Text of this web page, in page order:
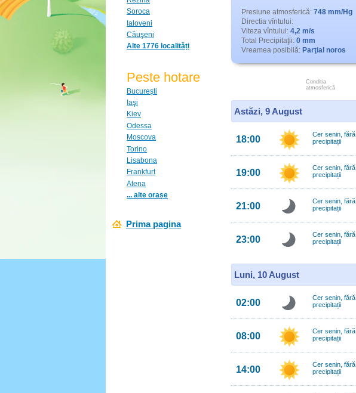
Soroca
Ialoveni
Căuşeni
Alte 1776 localități
Peste hotare
Bucureşti
Iaşi
Kiev
Odessa
Moscova
Torino
Lisabona
Frankfurt
Atena
... alte orașe
Prima pagina
Presiune atmosferică: 748 mm/Hg
Directia vîntului:
Viteza vîntului: 4,2 m/s
Total Precipitaţii: 0 mm
Vreamea posibilă: Parţial noros
Conditia
atmosferică
Astăzi, 9 August
18:00
Cer senin, fără
precipitații
19:00
Cer senin, fără
precipitații
21:00
Cer senin, fără
precipitații
23:00
Cer senin, fără
precipitații
Luni, 10 August
02:00
Cer senin, fără
precipitații
08:00
Cer senin, fără
precipitații
14:00
Cer senin, fără
precipitații